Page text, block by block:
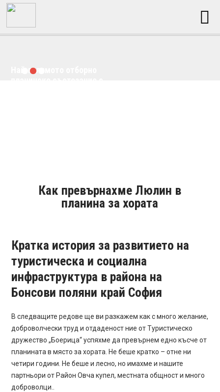
Най-голямото отборно
Как превърнахме Люлин в
планина за хората
Кратка история за развитието на
туристическа и социална
инфраструктура в района на
Бонсови поляни край София
В следващите редове ще ви разкажем как с много желание,
доброволчески труд и отдаденост ние от Туристическо
дружество „Боерица“ успяхме да превърнем едно късче от
планината в място за хората. Не беше кратко – отне ни
четири години. Не беше и лесно, но имахме и нашите
партньори от Район Овча купел, местната общност и много
доброволци..